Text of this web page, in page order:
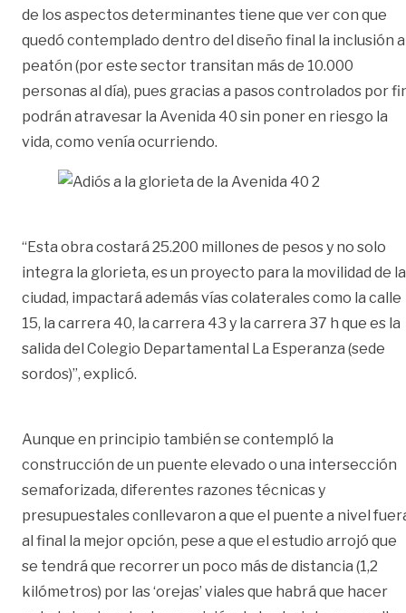
de los aspectos determinantes tiene que ver con que
quedó contemplado dentro del diseño final la inclusión
peatón (por este sector transitan más de 10.000
personas al día), pues gracias a pasos controlados por
podrán atravesar la Avenida 40 sin poner en riesgo la
vida, como venía ocurriendo.
“Esta obra costará 25.200 millones de pesos y no solo
integra la glorieta, es un proyecto para la movilidad de la
ciudad, impactará además vías colaterales como la calle
15, la carrera 40, la carrera 43 y la carrera 37 h que es la
salida del Colegio Departamental La Esperanza (sede
sordos)”, explicó.
Aunque en principio también se contempló la
construcción de un puente elevado o una intersección
semaforizada, diferentes razones técnicas y
presupuestales conllevaron a que el puente a nivel
al final la mejor opción, pese a que el estudio arrojó que
se tendrá que recorrer un poco más de distancia (1,2
kilómetros) por las ‘orejas’ viales que habrá que hacer